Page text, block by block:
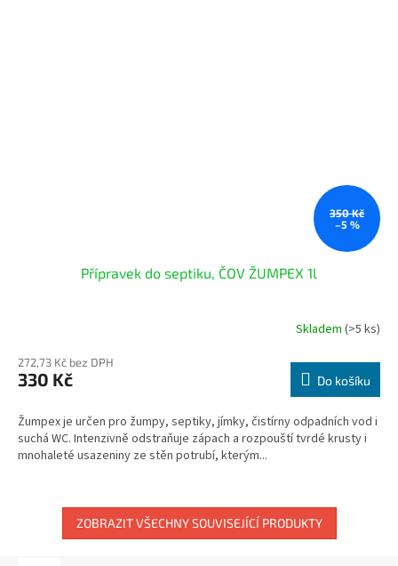
350 Kč
–5 %
Přípravek do septiku, ČOV ŽUMPEX 1l
produktu
je
z
5
hvězdiček.
Skladem(>5 ks)
272,73 Kč bez DPH
330 Kč Do košíku
Žumpex je určen pro žumpy, septiky, jímky, čistírny odpadních vod i
suchá WC. Intenzivně odstraňuje zápach a rozpouští tvrdé krusty i
mnohaleté usazeniny ze stěn potrubí, kterým...
ZOBRAZIT VŠECHNY SOUVISEJÍCÍ PRODUKTY